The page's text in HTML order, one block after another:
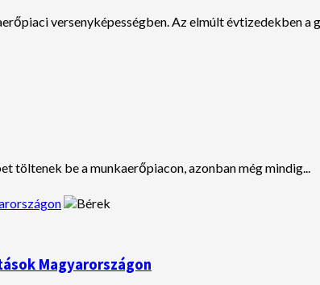
versenyképességben. Az elmúlt évtizedekben a
be a munkaerőpiacon, azonban még mindig...
Magyarországon